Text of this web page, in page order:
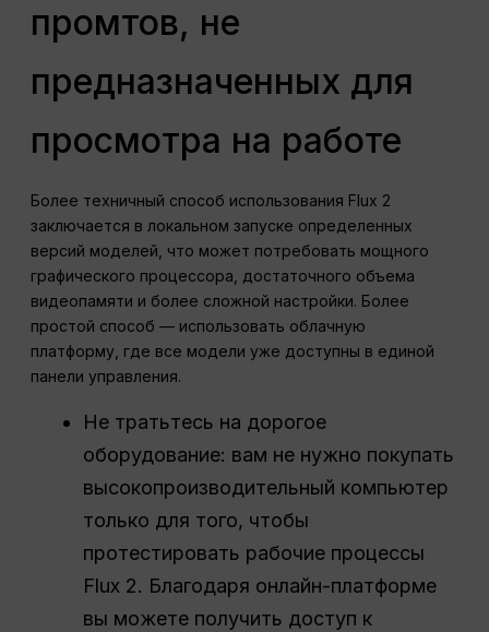
промтов, не
предназначенных для
просмотра на работе
Более техничный способ использования Flux 2
заключается в локальном запуске определенных
версий моделей, что может потребовать мощного
графического процессора, достаточного объема
видеопамяти и более сложной настройки. Более
простой способ — использовать облачную
платформу, где все модели уже доступны в единой
панели управления.
Не тратьтесь на дорогое
оборудование: вам не нужно покупать
высокопроизводительный компьютер
только для того, чтобы
протестировать рабочие процессы
Flux 2. Благодаря онлайн-платформе
вы можете получить доступ к